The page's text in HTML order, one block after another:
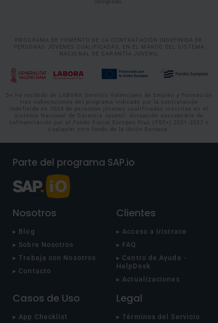
integrado.
PROGRAMA DE FOMENTO DE LA CONTRATACIÓN INDEFINIDA DE
PERSONAS JÓVENES CUALIFICADAS, EN EL MARCO DEL SISTEMA
NACIONAL DE GARANTÍA JUVENIL
Se ha recibido de LABORA Servicio Valenciano de Empleo y Formación
tres subvenciones del programa indicado por la contratación
indefinida en 2024 de personas jóvenes cualificadas inscritas en el
Sistema Nacional de Garantía Juvenil. Actuación susceptible de
cofinanciación por el Fondo Social Europeo Plus (FSE+) 2021-2027 o
cualquier otro fondo de la Unión Europea.
Parte del programa SAP.io
Nosotros
▸ Blog
▸ Sobre Nosotros
▸ Trabaja con Nosotros
▸ Contacto
Clientes
▸ Acceso a Iristrace
▸ FAQ
▸ Centro de Ayuda -
HelpDesk
▸ Actualizaciones
Casos de Uso
▸ App Checklist
Legal
▸ Términos del Servicio